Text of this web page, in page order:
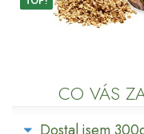
CO VÁS
Dostal jsem